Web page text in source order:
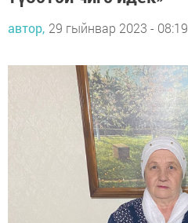
автор, 29 гыйнвар 2023 - 08:19